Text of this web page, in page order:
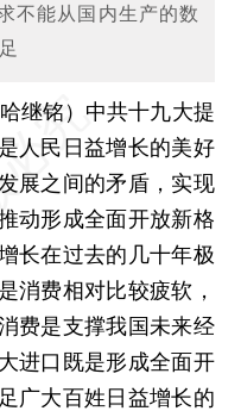
不能从国内生产的数
继铭） 中共十九大提
人民日益增长的美好
展之间的矛盾，实现
动形成全面开放新格
长在过去的几十年极
消费相对比较疲软，
费是支撑我国未来经
进口既是形成全面开
广大百姓日益增长的